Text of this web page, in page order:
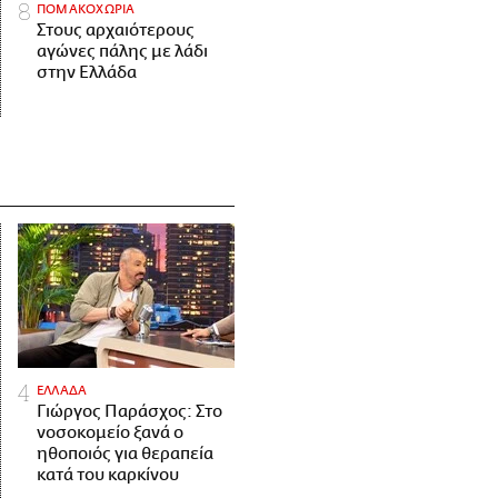
ΠΟΜΑΚΟΧΩΡΙΑ
Στους αρχαιότερους
αγώνες πάλης με λάδι
στην Ελλάδα
ΕΛΛΑΔΑ
Γιώργος Παράσχος: Στο
νοσοκομείο ξανά ο
ηθοποιός για θεραπεία
κατά του καρκίνου